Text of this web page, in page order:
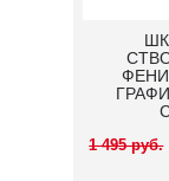
1 495 руб.